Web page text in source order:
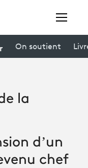
On soutient
la
d’un
chef